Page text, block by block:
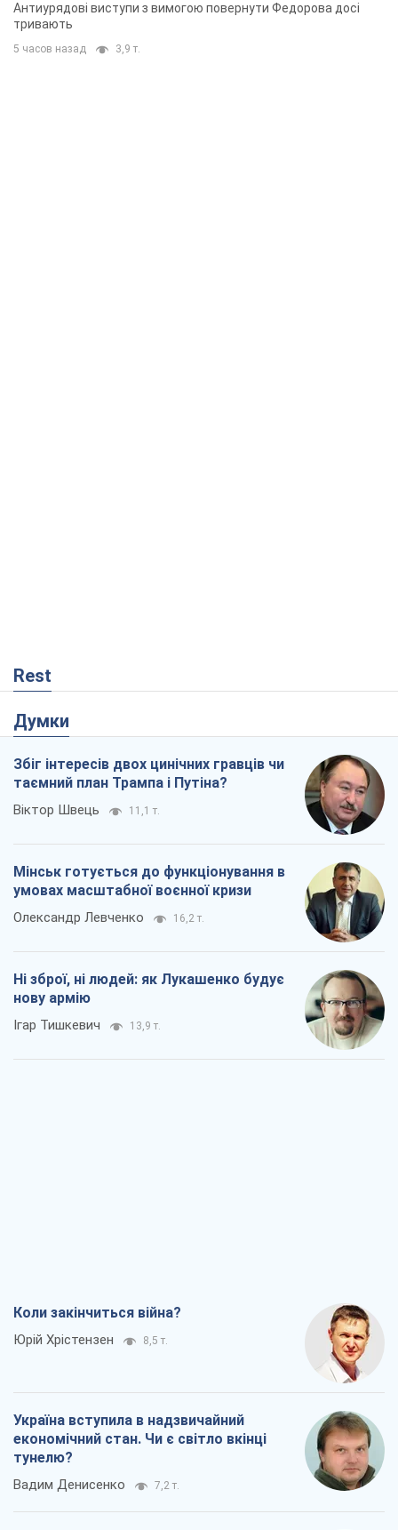
Антиурядові виступи з вимогою повернути Федорова досі
тривають
5 часов назад 3,9 т.
Rest
Думки
Збіг інтересів двох цинічних гравців чи
таємний план Трампа і Путіна?
Віктор Швець 11,1 т.
Мінськ готується до функціонування в
умовах масштабної воєнної кризи
Олександр Левченко 16,2 т.
Ні зброї, ні людей: як Лукашенко будує
нову армію
Ігар Тишкевич 13,9 т.
Коли закінчиться війна?
Юрій Хрістензен 8,5 т.
Україна вступила в надзвичайний
економічний стан. Чи є світло вкінці
тунелю?
Вадим Денисенко 7,2 т.